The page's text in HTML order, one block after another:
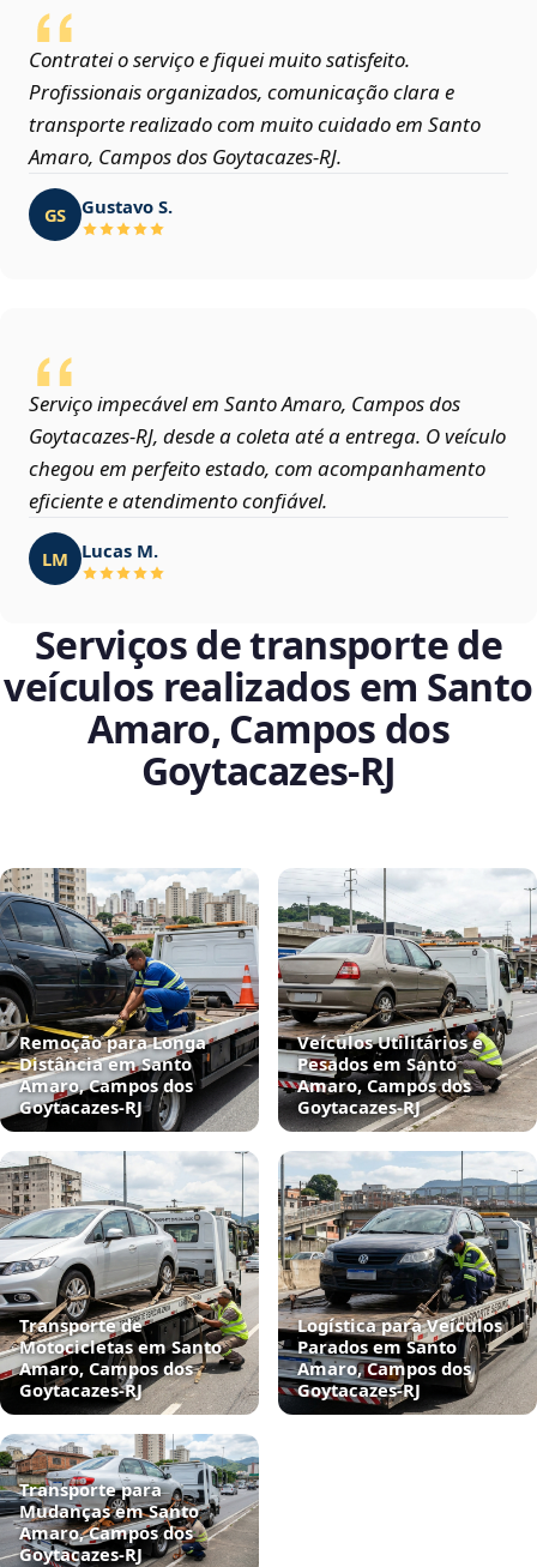
Contratei o serviço e fiquei muito satisfeito.
Profissionais organizados, comunicação clara e
transporte realizado com muito cuidado em Santo
Amaro, Campos dos Goytacazes‑RJ.
GS Gustavo S.
Serviço impecável em Santo Amaro, Campos dos
Goytacazes‑RJ, desde a coleta até a entrega. O veículo
chegou em perfeito estado, com acompanhamento
eficiente e atendimento confiável.
LM Lucas M.
Serviços de transporte de
veículos realizados em Santo
Amaro, Campos dos
Goytacazes‑RJ
Remoção para Longa
Distância em Santo
Amaro, Campos dos
Goytacazes‑RJ
Veículos Utilitários e
Pesados em Santo
Amaro, Campos dos
Goytacazes‑RJ
Transporte de
Motocicletas em Santo
Amaro, Campos dos
Goytacazes‑RJ
Logística para Veículos
Parados em Santo
Amaro, Campos dos
Goytacazes‑RJ
Transporte para
Mudanças em Santo
Amaro, Campos dos
Goytacazes‑RJ